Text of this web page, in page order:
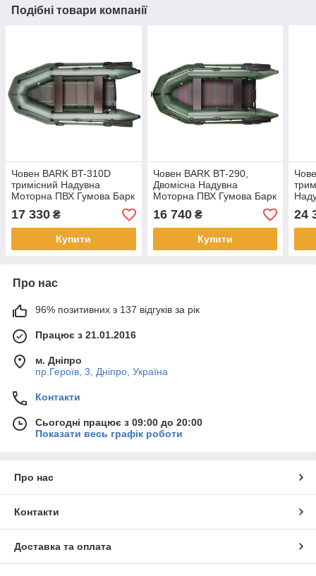
Подібні товари компанії
Човен BARK BT-310D
тримісний Надувна
Моторна ПВХ Гумова Барк
килимок Пересувні
сидіння
17 330 ₴
Купити
Човен BARK BT-290,
Двомісна Надувна
Моторна ПВХ Гумова Барк
БТ-290, Рейковий статевої
настил, Під мотор
16 740₴
Купити
дно,
24
Про нас
96% позитивних з 137 відгуків за рік
Працює з 21.01.2016
м. Дніпро
пр.Героїв, 3, Дніпро, Україна
Контакти
Сьогодні працює з 09:00 до 20:00
Показати весь графік роботи
Про нас
Контакти
Доставка та оплата